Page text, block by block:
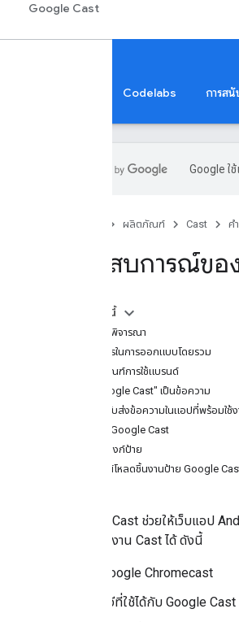
Google Cast
Codelabs การส
Google ใ
ผลิตภัณฑ์ Cast ค
ประสบการณ์ข
ในหน้านี้
ข้อควรพิจารณา
หลักการในการออกแบบโดยรวม
หลักเกณฑ์การใช้แบรนด์
"Google Cast" เป็นข้อความ
การรับส่งข้อความในแอปที่พร้อมใช้
ป้าย Google Cast
การลิงก์ป้าย
ดาวน์โหลดชิ้นงานป้าย Google
Google Cast ช่วยให้เว็บแอป
พร้อมใช้งาน Cast ได้ ดังนี้
Google Chromecast
ทีวีที่ใช้ได้กับ Google Cast